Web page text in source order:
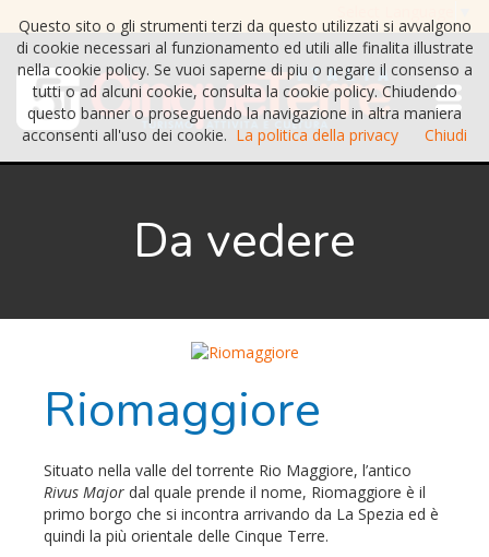
Da vedere
Riomaggiore
Situato nella valle del torrente Rio Maggiore, l’antico
Rivus Major dal quale prende il nome, Riomaggiore è il
primo borgo che si incontra arrivando da La Spezia ed è
quindi la più orientale delle Cinque Terre.
Questo sito o gli strumenti terzi da questo utilizzati si avvalgono
di cookie necessari al funzionamento ed utili alle finalita illustrate
nella cookie policy. Se vuoi saperne di piu o negare il consenso a
tutti o ad alcuni cookie, consulta la cookie policy. Chiudendo
questo banner o proseguendo la navigazione in altra maniera
acconsenti all'uso dei cookie. La politica della privacy Chiudi